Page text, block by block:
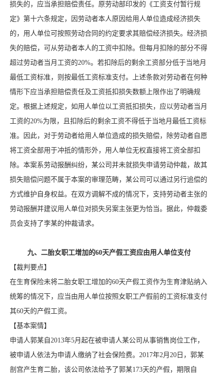
损失的，应当承担赔偿责任。原劳动部印发的《工资支付暂行规
定》第十六条规定，因劳动者本人原因给用人单位造成经济损失
的，用人单位可按照劳动合同的约定要求其赔偿经济损失。经济损
失的赔偿，可从劳动者本人的工资中扣除。但每月扣除的部分不得
超过劳动者当月工资的20%。若扣除后的剩余工资部分低于当地月
最低工资标准，则按最低工资标准支付。上述条款对劳动者在何种
情形下应当承担赔偿责任及工资抵扣损失数额上限作出了明确规
定。根据上述规定，如用人单位以工资抵扣损失，应以劳动者当月
工资的20%为限，且扣除后的剩余工资不得低于当地月最低工资标
准。因此，对于劳动者给用人单位造成的损失赔偿，除劳动者自愿
将工资全部用于冲抵的情形外，用人单位无权直接将工资全部扣
除。本案系劳动报酬纠纷，某公司并未就损失申请劳动仲裁，故其
损失赔偿问题不属于本案的审理范畴，某公司可以通过另行追偿的
方式维护自身权益。在双方调解不成的情况下，支持劳动者主张的
劳动报酬并建议用人单位对损失另案主张更为恰当。据此，仲裁委
员会支持了李某的仲裁请求。
九、二胎女职工增加的60天产假工资应由用人单位支付
【裁判要点】
在生育保险未将二胎女职工增加的60天产假工资作为生育津贴纳入
统筹的情况下，应当由用人单位按照女职工产假前的工资标准支付
其60天的产假工资。
【基本案情】
申请人郭某自2013年5月起在被申请人某公司从事销售岗位工作，
被申请人依法为申请人缴纳了社会保险费。2017年2月20日，郭某
剖宫产生育二胎，该公司依法给予了郭某173天的产假，期限自